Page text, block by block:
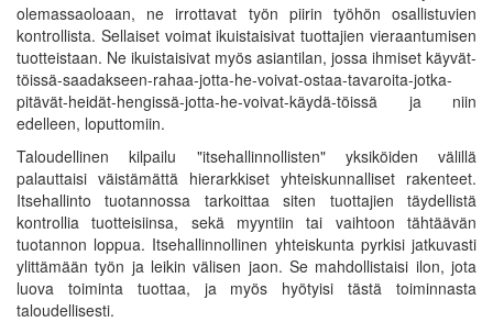
olemassaoloaan, ne irrottavat työn piirin työhön osallistuvien
kontrollista. Sellaiset voimat ikuistaisivat tuottajien vieraantumisen
tuotteistaan. Ne ikuistaisivat myös asiantilan, jossa ihmiset käyvät-
töissä-saadakseen-rahaa-jotta-he-voivat-ostaa-tavaroita-jotka-
pitävät-heidät-hengissä-jotta-he-voivat-käydä-töissä ja niin
edelleen, loputtomiin.
Taloudellinen kilpailu "itsehallinnollisten" yksiköiden välillä
palauttaisi väistämättä hierarkkiset yhteiskunnalliset rakenteet.
Itsehallinto tuotannossa tarkoittaa siten tuottajien täydellistä
kontrollia tuotteisiinsa, sekä myyntiin tai vaihtoon tähtäävän
tuotannon loppua. Itsehallinnollinen yhteiskunta pyrkisi jatkuvasti
ylittämään työn ja leikin välisen jaon. Se mahdollistaisi ilon, jota
luova toiminta tuottaa, ja myös hyötyisi tästä toiminnasta
taloudellisesti.